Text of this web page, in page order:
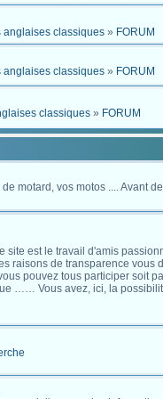
anglaises classiques » FORUM
anglaises classiques » FORUM
classiques » FORUM
motard, vos motos .... Avant
site est le travail d'amis
raisons de transparence vous
pouvez tous participer soit
…… Vous avez, ici, la